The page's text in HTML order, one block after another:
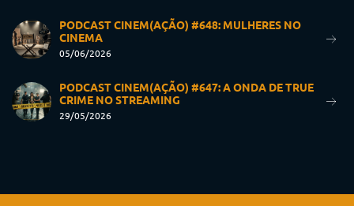
PODCAST CINEM(AÇÃO) #648: MULHERES NO
CINEMA
05/06/2026
PODCAST CINEM(AÇÃO) #647: A ONDA DE TRUE
CRIME NO STREAMING
29/05/2026